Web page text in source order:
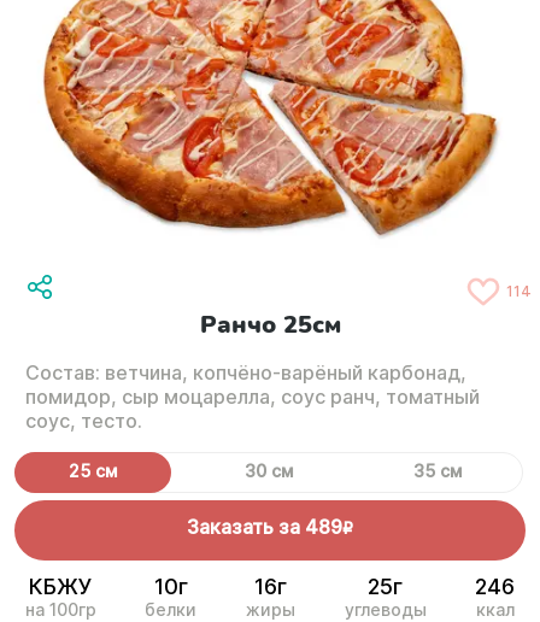
114
Ранчо 25см
Состав: ветчина, копчёно-варёный карбонад,
помидор, сыр моцарелла, соус ранч, томатный
соус, тесто.
25 см 30 см 35 см
Заказать за 489R
КБЖУ
на 100гр
10г
белки
16г
жиры
25г
углеводы
246
ккал